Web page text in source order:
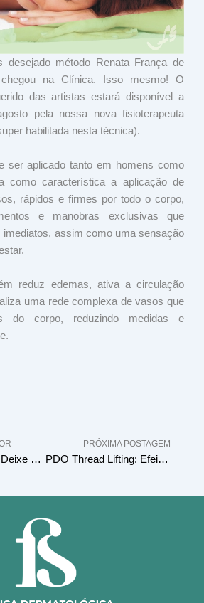
método Renata França de
chegou na Clínica. Isso mesmo! O
das artistas estará disponível a
pela nossa nova fisioterapeuta
habilitada nesta técnica).
ser aplicado tanto em homens como
como característica a aplicação de
rápidos e firmes por todo o corpo,
e manobras exclusivas que
imediatos, assim como uma sensação
reduz edemas, ativa a circulação
uma rede complexa de vasos que
do corpo, reduzindo medidas e
Limpeza de pele: Deixe sua pele com mais vida e dê adeus aos cravos e impurezas
PRÓXIMA POSTAGEM
PDO Thread Lifting: Efeito lifting com fios absorvíveis